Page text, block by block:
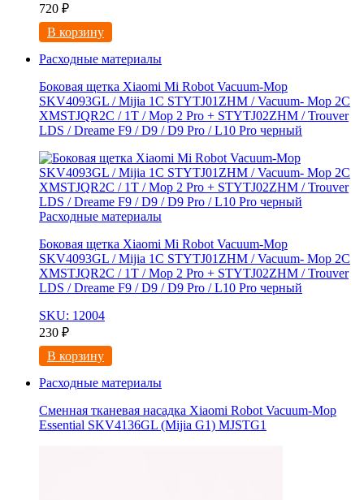
720 ₽
В корзину
Расходные материалы
Боковая щетка Xiaomi Mi Robot Vacuum-Mop
SKV4093GL / Mijia 1C STYTJ01ZHM / Vacuum- Mop 2C
XMSTJQR2C / 1T / Mop 2 Pro + STYTJ02ZHM / Trouver
LDS / Dreame F9 / D9 / D9 Pro / L10 Pro черный
Расходные материалы
Боковая щетка Xiaomi Mi Robot Vacuum-Mop
SKV4093GL / Mijia 1C STYTJ01ZHM / Vacuum- Mop 2C
XMSTJQR2C / 1T / Mop 2 Pro + STYTJ02ZHM / Trouver
LDS / Dreame F9 / D9 / D9 Pro / L10 Pro черный
SKU: 12004
230 ₽
В корзину
Расходные материалы
Сменная тканевая насадка Xiaomi Robot Vacuum-Mop
Essential SKV4136GL (Mijia G1) MJSTG1